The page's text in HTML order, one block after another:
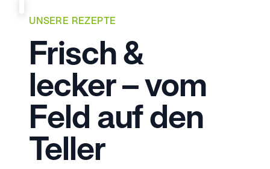
UNSERE REZEPTE
Frisch &
lecker – vom
Feld auf den
Teller